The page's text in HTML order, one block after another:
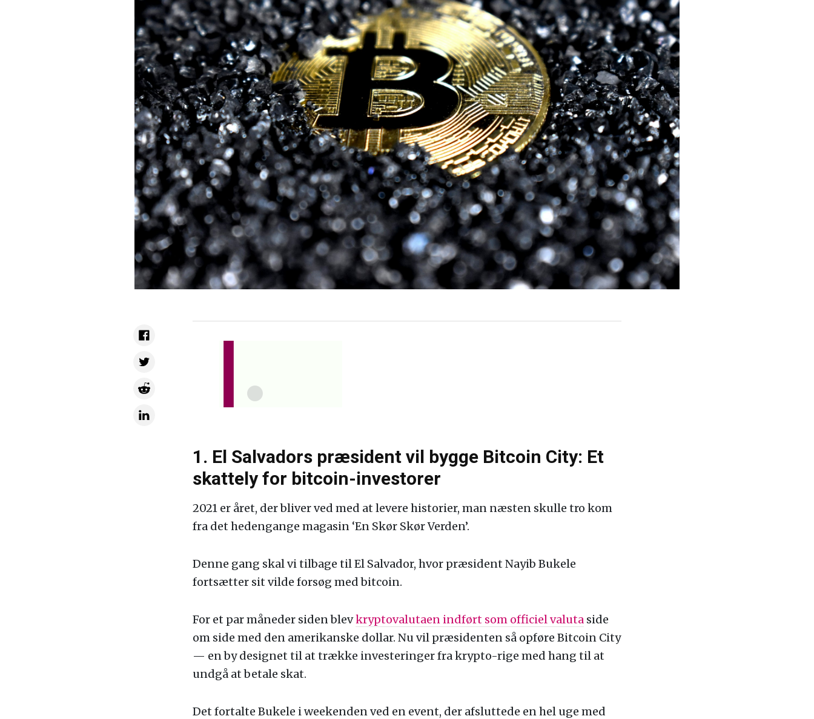
1. El Salvadors præsident vil bygge Bitcoin City: Et
skattely for bitcoin-investorer
2021 er året, der bliver ved med at levere historier, man næsten skulle tro kom
fra det hedengange magasin ‘En Skør Skør Verden’.
Denne gang skal vi tilbage til El Salvador, hvor præsident Nayib Bukele
fortsætter sit vilde forsøg med bitcoin.
For et par måneder siden blevkryptovalutaen indført som officiel valuta side
om side med den amerikanske dollar. Nu vil præsidenten så opføre Bitcoin City
— en by designet til at trække investeringer fra krypto-rige med hang til at
undgå at betale skat.
Det fortalte Bukele i weekenden ved en event, der afsluttede en hel uge med